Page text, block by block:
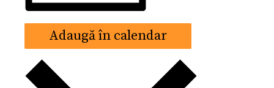
Adaugă în calendar